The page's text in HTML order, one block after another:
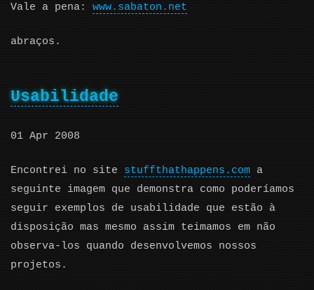
Vale a pena: www.sabaton.net
abraços.
Usabilidade
01 Apr 2008
Encontrei no site stuffthathappens.com a
seguinte imagem que demonstra como poderíamos
seguir exemplos de usabilidade que estão à
disposição mas mesmo assim teimamos em não
observa-los quando desenvolvemos nossos
projetos.